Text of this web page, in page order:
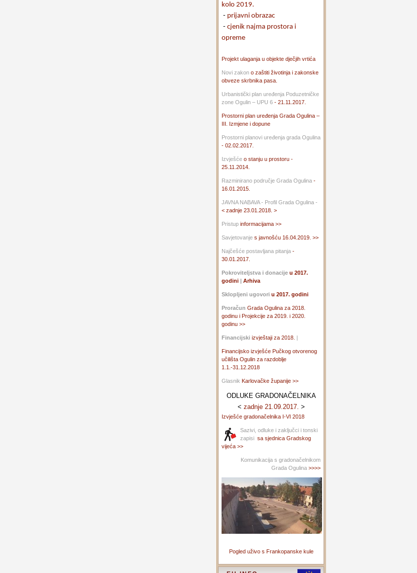
kolo 2019.
- prijavni obrazac
- cjenik najma prostora i
opreme
Projekt ulaganja u objekte dječjih vrtića
Novi zakon o zaštiti životinja i zakonske
obveze skrbnika pasa.
Urbanistički plan uređenja Poduzetničke
zone Ogulin – UPU 6 - 21.11.2017.
Prostorni plan uređenja Grada Ogulina –
III. Izmjene i dopune
Prostorni planovi uređenja grada Ogulina
- 02.02.2017.
Izvješće o stanju u prostoru -
25.11.2014.
Razminirano područje Grada Ogulina -
16.01.2015.
JAVNA NABAVA - Profil Grada Ogulina -
< zadnje 23.01.2018. >
Pristup informacijama >>
Savjetovanje s javnošću 16.04.2019. >>
Najčešće postavljana pitanja -
30.01.2017.
Pokroviteljstva i donacije u 2017.
godini | Arhiva
Sklopljeni ugovori u 2017. godini
Proračun Grada Ogulina za 2018.
godinu i Projekcije za 2019. i 2020.
godinu >>
Financijski izvještaji za 2018. |
Financijsko izvješće Pučkog otvorenog
učilišta Ogulin za razdoblje
1.1.-31.12.2018
Glasnik Karlovačke županije >>
ODLUKE GRADONAČELNIKA
< zadnje 21.09.2017. >
Izvješće gradonačelnika I-VI 2018
Sazivi, odluke i zaključci i tonski
zapisi sa sjednica Gradskog
vijeća >>
Komunikacija s gradonačelnikom
Grada Ogulina >>>>
Pogled uživo s Frankopanske kule